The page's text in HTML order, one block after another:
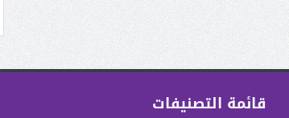
قائمة التصنيفات